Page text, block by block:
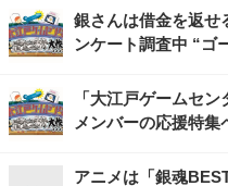
銀さんは借金を返せ
ンケート調査中 “ゴ
「大江戸ゲームセ
メンバーの応援特集
アニメは「銀魂